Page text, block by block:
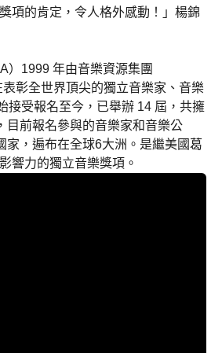
項的肯定，令人格外感動！」楊錦
）1999 年由音樂資源集團
表彰全世界頂尖的獨立音樂家、音樂
接受報名至今，已舉辦 14 屆，共擁
目前報名參與的音樂家和音樂公
家，遍布在全球6大洲。是繼美國葛
響力的獨立音樂獎項。